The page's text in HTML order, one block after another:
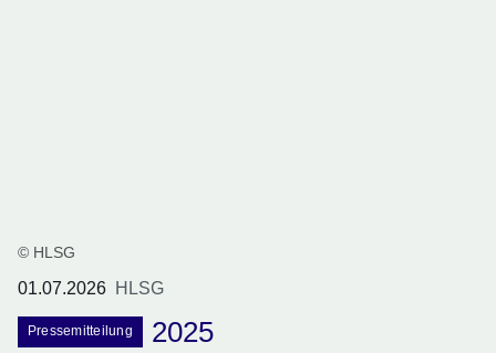
© HLSG
01.07.2026 HLSG
Pressemitteilung
2025